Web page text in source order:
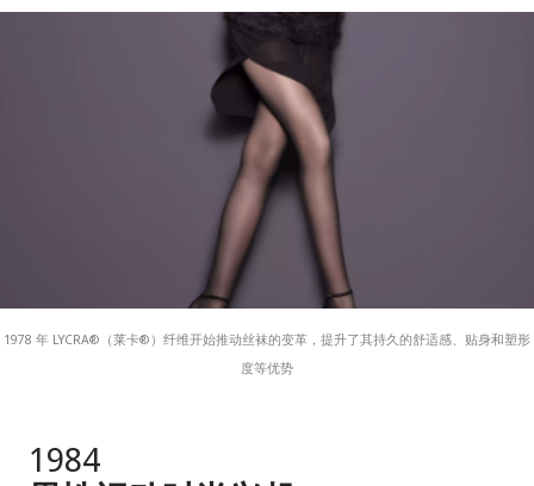
1978 年 LYCRA®（莱卡®）纤维开始推动丝袜的变革，提升了其持久的舒适感、贴身和塑形
度等优势
1984